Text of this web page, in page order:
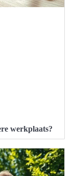
werkplaats?